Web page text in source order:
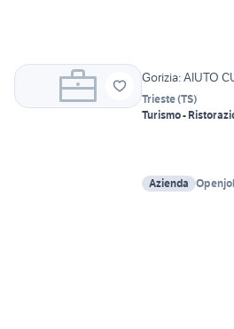
Gorizia: AIUTO
Trieste(TS)
Turismo -
Azienda